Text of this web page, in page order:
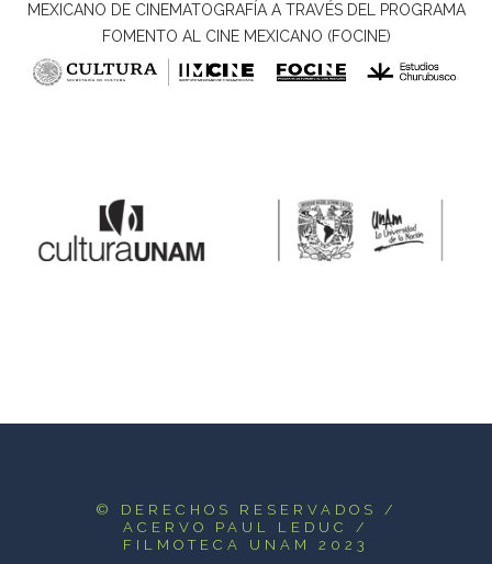
MEXICANO DE CINEMATOGRAFÍA A TRAVÉS DEL PROGRAMA
FOMENTO AL CINE MEXICANO (FOCINE)
© DERECHOS RESERVADOS
/
ACERVO PAUL LEDUC /
FILMOTECA UNAM 2023